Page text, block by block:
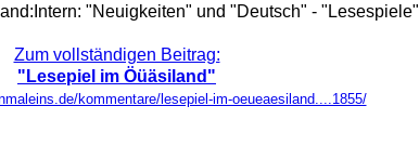
"Neuigkeiten" und "Deutsch" - "Lesespiele"
Zum vollständigen Beitrag:
"Lesepiel im Öüäsiland"
kommentare/lesepiel-im-oeueaesiland....1855/